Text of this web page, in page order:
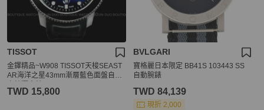
TISSOT
金鐸精品~W908 TISSOT天梭SEAST
AR海洋之星43mm漸層藍色面盤自動
TWD 15,800
BVLGARI
寶格麗日本限定 BB41S 103443 SS
自動腕錶
TWD 84,139
現折 2,000